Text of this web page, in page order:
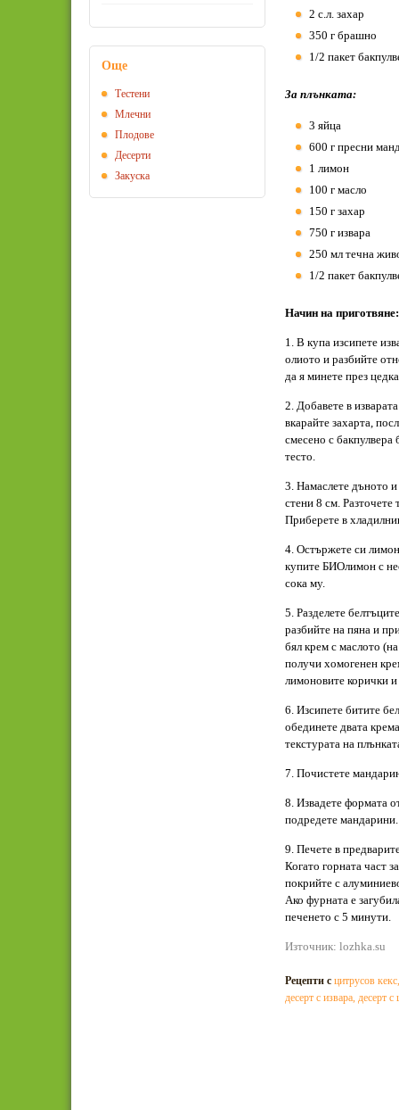
2 с.л. захар
350 г брашно
1/2 пакет
За плънката:
3 яйца
600 г пресни
1 лимон
100 г масло
150 г захар
750 г извара
250 мл течна
1/2 пакет
Начин на приготвяне:
1. В купа изсипете
олиото и разбийте
да я минете през
2. Добавете в
вкарайте захарта,
смесено с
тесто.
3. Намаслете дъното и
стени 8 см. Разточете
Приберете в
4. Остържете си
купите БИОлимон с
сока му.
5. Разделете
разбийте на пяна и
бял крем с маслото
получи хомогенен
лимоновите корички
6. Изсипете битите
обединете двата
текстурата на
7. Почистете
8. Извадете формата
подредете мандарини.
9. Печете в
Когато горната част
покрийте с
Ако фурната е
печенето с 5 минути.
Източник: lozhka.su
Рецепти с цитрусов кекс
десерт с извара, десерт с
Още
Тестени
Млечни
Плодове
Десерти
Закуска